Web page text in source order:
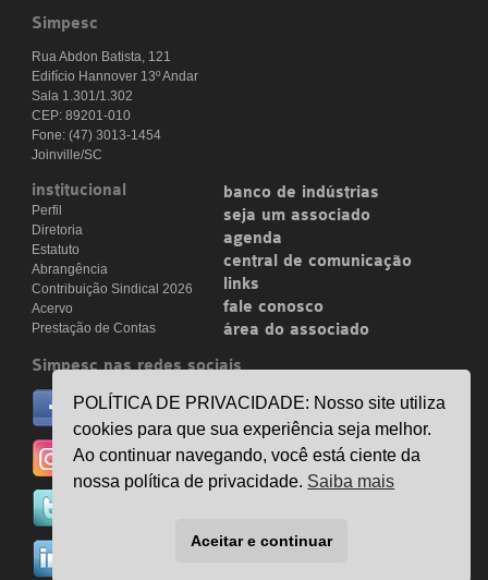
Simpesc
Rua Abdon Batista, 121
Edifício Hannover 13º Andar
Sala 1.301/1.302
CEP: 89201-010
Fone: (47) 3013-1454
Joinville/SC
institucional
Perfil
Diretoria
Estatuto
Abrangência
Contribuição Sindical 2026
Acervo
Prestação de Contas
banco de indústrias
seja um associado
agenda
central de comunicação
links
fale conosco
área do associado
Simpesc nas redes sociais
no facebook
/simpesc
no instagram
@simpescplasticos
POLÍTICA DE PRIVACIDADE: Nosso site utiliza
cookies para que sua experiência seja melhor.
Ao continuar navegando, você está ciente da
nossa política de privacidade. Saiba mais
Aceitar e continuar